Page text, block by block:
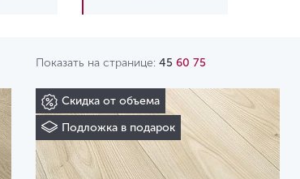
Показать на странице: 45 60 75
Скидка от объема
Подложка в подарок